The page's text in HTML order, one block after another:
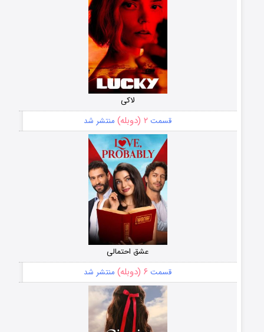
لاکی
قسمت ۲ (دوبله) منتشر شد
عشق احتمالی
قسمت ۶ (دوبله) منتشر شد